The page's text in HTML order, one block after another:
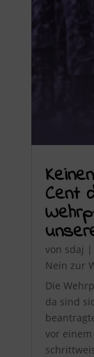
Cent
von sdaj |
Nein zur
Die
da sind
vor